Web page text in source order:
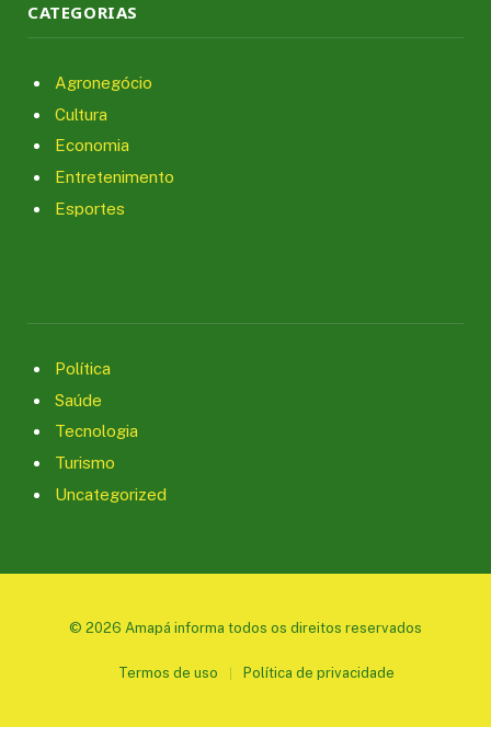
CATEGORIAS
Agronegócio
Cultura
Economia
Entretenimento
Esportes
Política
Saúde
Tecnologia
Turismo
Uncategorized
© 2026 Amapá informa todos os direitos reservados
Termos de uso Política de privacidade